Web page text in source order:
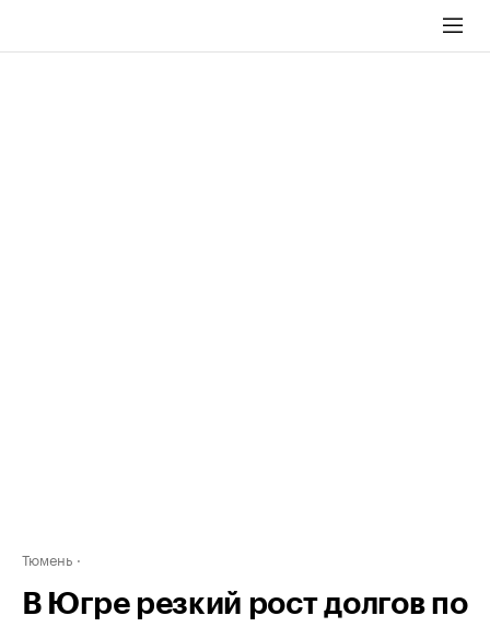
Тюмень
В Югре резкий рост долгов по